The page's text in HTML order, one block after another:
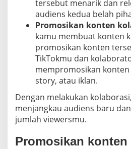
tersebut menarik dan
audiens kedua belah
Promosikan konten
kamu membuat konten
promosikan konten
TikTokmu dan
mempromosikan
story, atau iklan.
Dengan melakukan
menjangkau audiens baru
jumlah viewersmu.
Promosikan konten